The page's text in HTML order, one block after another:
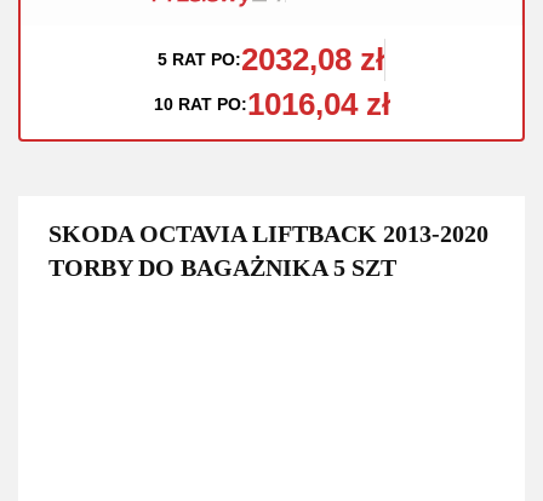
5 RAT PO:2032,08 zł
10 RAT PO:1016,04 zł
SKODA OCTAVIA LIFTBACK 2013-2020
TORBY DO BAGAŻNIKA 5 SZT